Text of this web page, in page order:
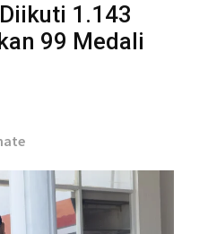
1.143
99 Medali